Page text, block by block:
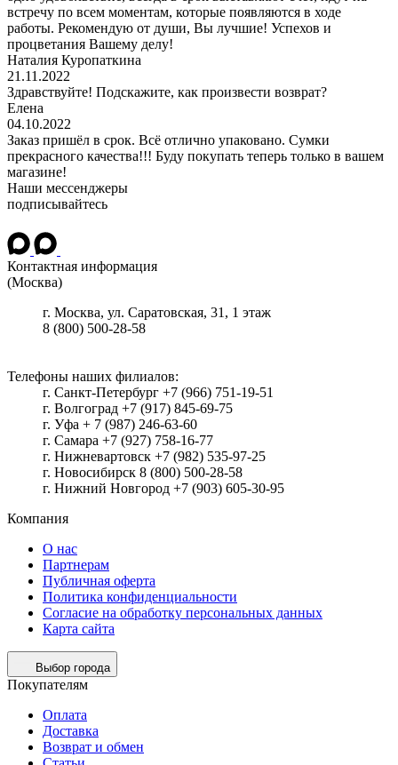
встречу по всем моментам, которые появляются в ходе
работы. Рекомендую от души, Вы лучшие! Успехов и
процветания Вашему делу!
Наталия Куропаткина
21.11.2022
Здравствуйте! Подскажите, как произвести возврат?
Елена
04.10.2022
Заказ пришёл в срок. Всё отлично упаковано. Сумки
прекрасного качества!!! Буду покупать теперь только в вашем
магазине!
Наши мессенджеры
подписывайтесь
Контактная информация
(Москва)
г. Москва, ул. Саратовская, 31, 1 этаж
8 (800) 500-28-58
Телефоны наших филиалов:
г. Санкт-Петербург +7 (966) 751-19-51
г. Волгоград +7 (917) 845-69-75
г. Уфа + 7 (987) 246-63-60
г. Самара +7 (927) 758-16-77
г. Нижневартовск +7 (982) 535-97-25
г. Новосибирск 8 (800) 500-28-58
г. Нижний Новгород +7 (903) 605-30-95
Компания
О нас
Партнерам
Публичная оферта
Политика конфиденциальности
Согласие на обработку персональных данных
Карта сайта
Выбор города
Покупателям
Оплата
Доставка
Возврат и обмен